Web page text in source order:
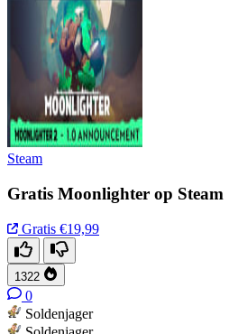
Steam
Gratis Moonlighter op Steam
Gratis €19,99
1322
0
Soldenjager